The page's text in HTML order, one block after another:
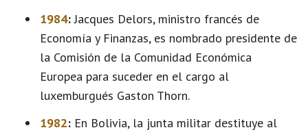
1984:Jacques Delors, ministro francés de
Economía y Finanzas, es nombrado presidente de
la Comisión de la Comunidad Económica
Europea para suceder en el cargo al
luxemburgués Gaston Thorn.
1982: En Bolivia, la junta militar destituye al